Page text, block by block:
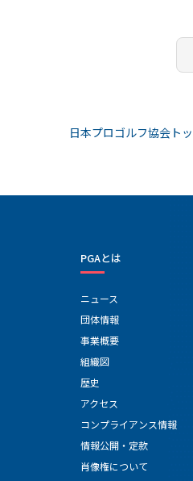
ーに後退していたマ
ょう」と思っていた
日本プロゴルフ協会 ト
PGAとは
ニュース
団体情報
事業概要
組織図
歴史
アクセス
コンプライアンス情報
情報公開・定款
肖像権について